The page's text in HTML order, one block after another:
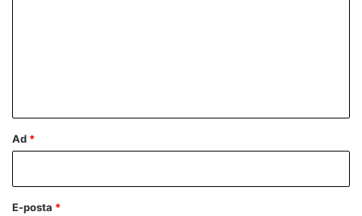
Ad *
E-posta *